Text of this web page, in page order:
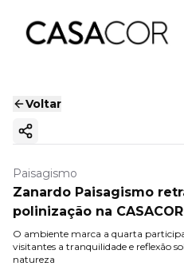
Voltar
Copiar link
Paisagismo
Zanardo Paisagismo
polinização na
O ambiente marca a quarta
visitantes a tranquilidade e reflexão
natureza